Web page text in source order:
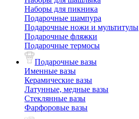
Наборы для пикника
Подарочные шампура
Подарочные ножи и мультитулы
Подарочные фляжки
Подарочные термосы
Подарочные вазы
Именные вазы
Керамические вазы
Латунные, медные вазы
Стеклянные вазы
Фарфоровые вазы